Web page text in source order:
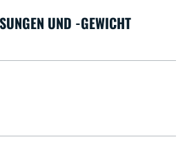
UND -GEWICHT